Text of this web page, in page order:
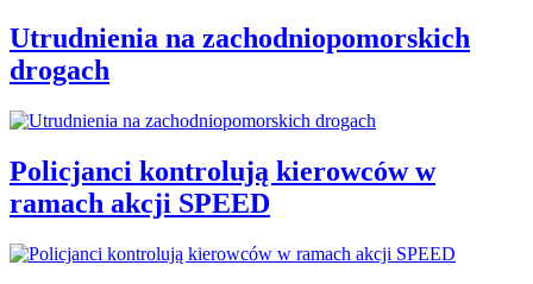
Utrudnienia na zachodniopomorskich
drogach
Policjanci kontrolują kierowców w
ramach akcji SPEED